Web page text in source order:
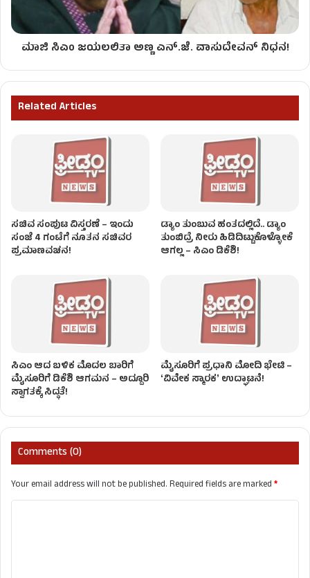
ಮಾಜಿ ಸಿಎಂ ಜಯಲಲಿತಾ ಅಣ್ಣ ಎನ್.ಜೆ. ವಾಸುದೇವನ್ ನಿಧನ!
Related Articles
ಸಚಿವ ಸಂಪುಟ ವಿಸ್ತರಣೆ – ಇಂದು
ಸಂಜೆ 4 ಗಂಟೆಗೆ ನೂತನ ಸಚಿವರ
ಪ್ರಮಾಣವಚನ!
ಡ್ಯಾಂ ತುಂಬುವ ಹಂತದಲ್ಲಿದೆ.. ಡ್ಯಾಂ
ತುಂಬಿದ್ರೆ ನೀರು ಹಿಡಿದಿಟ್ಟುಕೊಳ್ಳೋಕೆ
ಆಗಲ್ಲ – ಸಿಎಂ ಡಿಕೆಶಿ!
ಸಿಎಂ ಆದ ಬಳಿಕ ಮೊದಲ ಬಾರಿಗೆ
ಮೈಸೂರಿಗೆ ಡಿಕೆಶಿ ಆಗಮನ – ಅದ್ದೂರಿ
ಸ್ವಾಗತಕ್ಕೆ ಸಿದ್ಧತೆ!
ಮೈಸೂರಿಗೆ ಪ್ರಧಾನಿ ಮೋದಿ ಭೇಟಿ –
ʻವಿವೇಕ ಸ್ಮಾರಕʼ ಉದ್ಘಾಟನೆ!
Comments (0)
Your email address will not be published.Required fields are marked*